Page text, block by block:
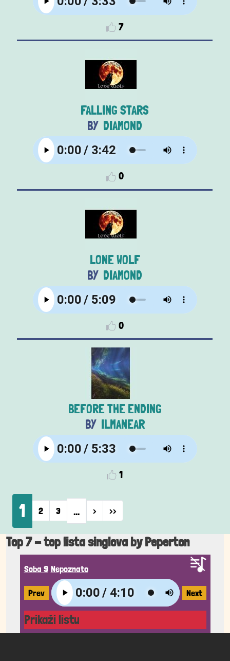
7
FALLING STARS
DIAMOND
0
LONE WOLF
DIAMOND
0
BEFORE THE ENDING
ILMANEAR
1
Pagination
1 2 3 … › Next page
››
Top 7 - top lista singlova by Peperton
Soba 9 Nepoznato
Prev Next
Prikaži listu